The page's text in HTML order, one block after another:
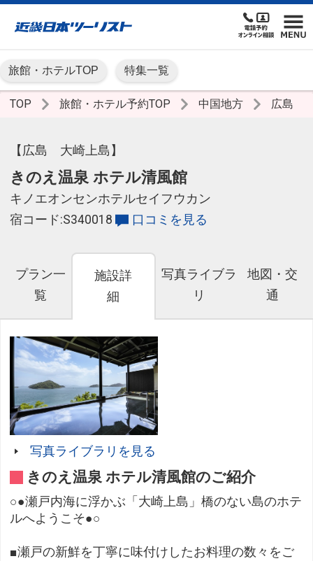
旅館・ホテルTOP 特集一覧
TOP 旅館・ホテル予約TOP 中国地方 広島
【広島 大崎上島】
きのえ温泉 ホテル清風館
キノエオンセンホテルセイフウカン
宿コード:S340018
口コミを見る
プラン一
覧
施設詳
細
写真ライブラ
リ
地図・交
通
写真ライブラリを見る
きのえ温泉 ホテル清風館のご紹介
○●瀬戸内海に浮かぶ「大崎上島」橋のない島のホテ
ルへようこそ●○
■瀬戸の新鮮を丁寧に味付けしたお料理の数々をご